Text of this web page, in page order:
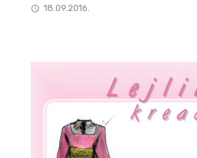
18.09.2016.